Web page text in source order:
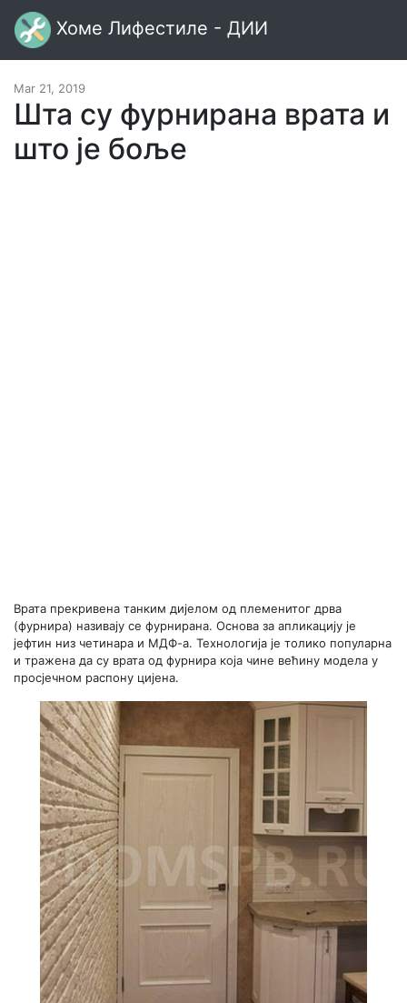
Хоме Лифестиле - ДИИ
Mar 21, 2019
Шта су фурнирана врата и
што је боље
Врата прекривена танким дијелом од племенитог дрва
(фурнира) називају се фурнирана. Основа за апликацију је
јефтин низ четинара и МДФ-а. Технологија је толико популарна
и тражена да су врата од фурнира која чине већину модела у
просјечном распону цијена.